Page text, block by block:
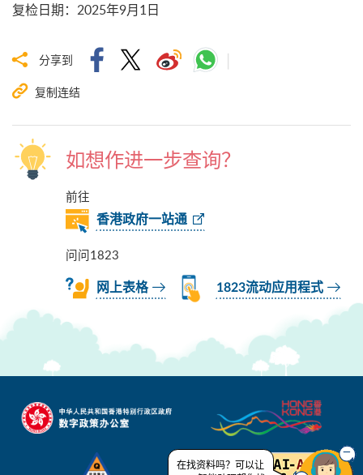
复检日期： 2025年9月1日
分享到
复制连结
如想作进一步查询？
前往
香港政府一站通
问问1823
网上表格 1823流动应用程式
在找资料吗？可以让